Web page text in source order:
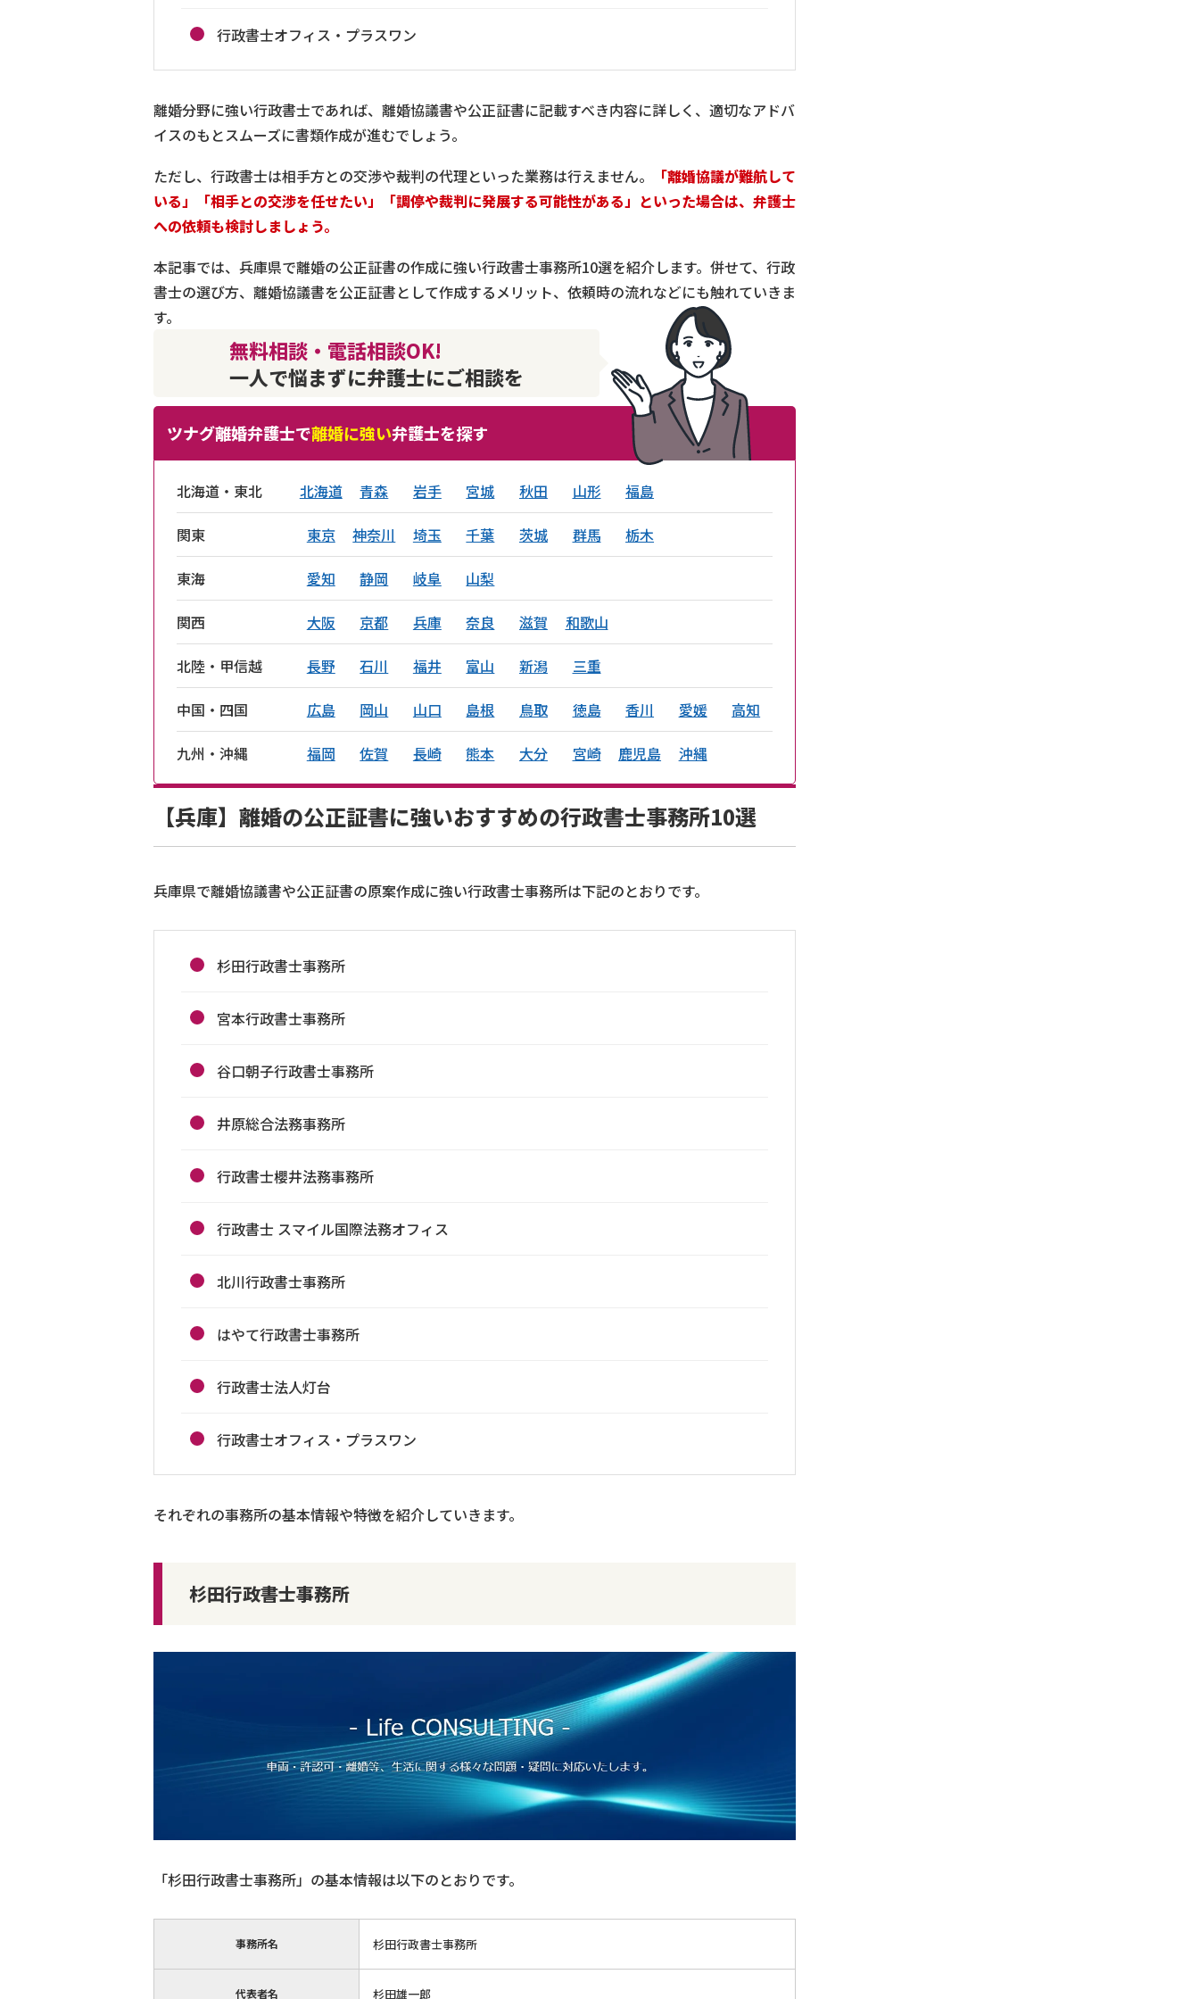
行政書士オフィス・プラスワン
離婚分野に強い行政書士であれば、離婚協議書や公正証書に記載すべき内容に詳しく、適切なアドバ
イスのもとスムーズに書類作成が進むでしょう。
ただし、行政書士は相手方との交渉や裁判の代理といった業務は行えません。
「離婚協議が難航して
いる」「相手との交渉を任せたい」「調停や裁判に発展する可能性がある」といった場合は、弁護士
への依頼も検討しましょう。
本記事では、兵庫県で離婚の公正証書の作成に強い行政書士事務所10選を紹介します。併せて、行政
書士の選び方、離婚協議書を公正証書として作成するメリット、依頼時の流れなどにも触れていきま
す。
無料相談・電話相談OK!
一人で悩まずに弁護士にご相談を
ツナグ離婚弁護士で離婚に強い弁護士を探す
北海道・東北 北海道 青森 岩手 宮城 秋田 山形 福島
関東 東京 神奈川 埼玉 千葉 茨城 群馬 栃木
東海 愛知 静岡 岐阜 山梨
関西 大阪 京都 兵庫 奈良 滋賀 和歌山
北陸・甲信越 長野 石川 福井 富山 新潟 三重
中国・四国 広島 岡山 山口 島根 鳥取 徳島 香川 愛媛 高知
九州・沖縄 福岡 佐賀 長崎 熊本 大分 宮崎 鹿児島 沖縄
【兵庫】離婚の公正証書に強いおすすめの行政書士事務所10選
兵庫県で離婚協議書や公正証書の原案作成に強い行政書士事務所は下記のとおりです。
杉田行政書士事務所
宮本行政書士事務所
谷口朝子行政書士事務所
井原総合法務事務所
行政書士櫻井法務事務所
行政書士 スマイル国際法務オフィス
北川行政書士事務所
はやて行政書士事務所
行政書士法人灯台
行政書士オフィス・プラスワン
それぞれの事務所の基本情報や特徴を紹介していきます。
杉田行政書士事務所
「杉田行政書士事務所」の基本情報は以下のとおりです。
事務所名 杉田行政書士事務所
代表者名 杉田雄一郎